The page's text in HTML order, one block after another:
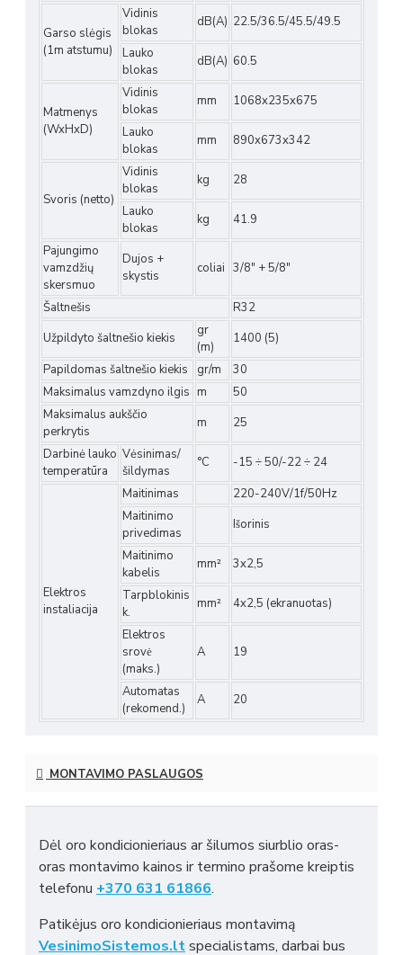
Garso slėgis
(1m atstumu)
Vidinis
blokas
dB(A) 22.5/36.5/45.5/49.5
Lauko
blokas
dB(A) 60.5
Matmenys
(WxHxD)
Vidinis
blokas
mm
1068x235x675
Lauko
blokas
mm 890x673x342
Svoris (netto)
Vidinis
blokas
kg
28
Lauko
blokas
kg
41.9
Pajungimo
vamzdžių
skersmuo
Dujos +
skystis
coliai 3/8" + 5/8"
Šaltnešis
R32
Užpildyto šaltnešio kiekis
gr
(m)
1400 (5)
Papildomas šaltnešio kiekis
gr/m
30
Maksimalus vamzdyno ilgis m
50
Maksimalus aukščio
perkrytis
m
25
Darbinė lauko
temperatūra
Vėsinimas/
šildymas
°C -15 ÷ 50/-22 ÷ 24
Elektros
instaliacija
Maitinimas
220-240V/1f/50Hz
Maitinimo
privedimas
Išorinis
Maitinimo
kabelis
mm²
3x2,5
Tarpblokinis
k.
mm²
4x2,5 (ekranuotas)
Elektros
srovė
(maks.)
A 19
Automatas
(rekomend.)
A 20
MONTAVIMO PASLAUGOS
Dėl oro kondicionieriaus ar šilumos siurblio oras-
oras montavimo kainos ir termino prašome kreiptis
telefonu +370 631 61866.
Patikėjus oro kondicionieriaus montavimą
VesinimoSistemos.ltspecialistams, darbai bus